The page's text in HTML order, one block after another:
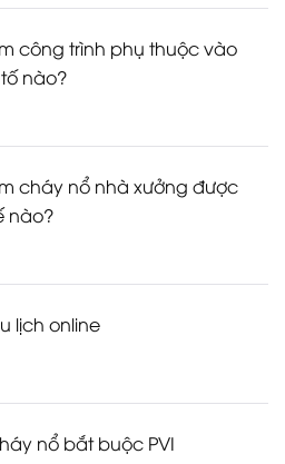
công trình phụ thuộc vào
nào?
cháy nổ nhà xưởng được
nào?
lịch online
nổ bắt buộc PVI